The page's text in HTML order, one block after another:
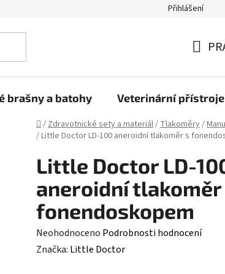
Přihlášení
KOŠÍK
brašny a batohy Veterinární
Domů
/Zdravotnické sety a materiál/Tlakoměry/
/Little Doctor LD-100 aneroidní tlakoměr s
Little Doctor LD-
aneroidní tlakoměr
fonendoskopem
Průměrné
hodnocení
Neohodnoceno Podrobnosti hodnocení
Značka: Little Doctor